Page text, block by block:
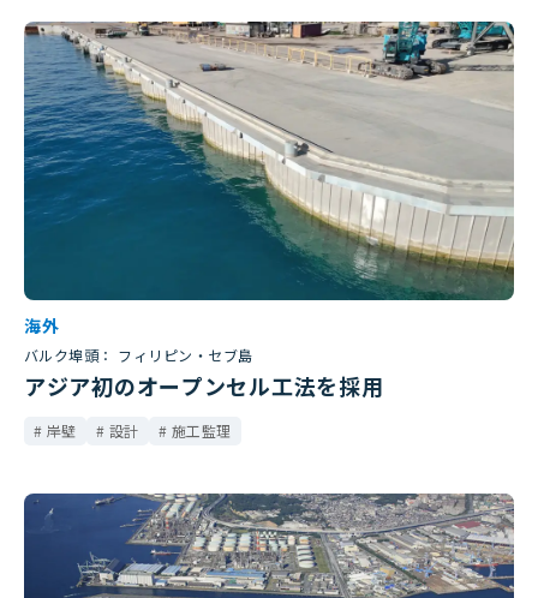
海外
バルク埠頭： フィリピン・セブ島
アジア初のオープンセル工法を採用
岸壁 設計 施工監理